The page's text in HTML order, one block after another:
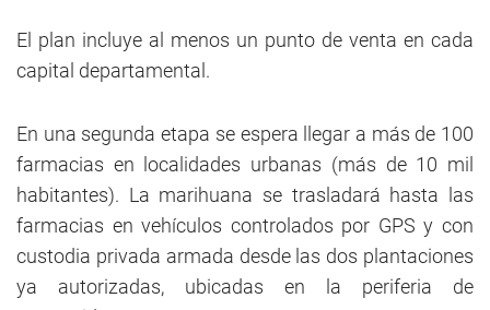
El plan incluye al menos un punto de venta en cada
capital departamental.
En una segunda etapa se espera llegar a más de 100
farmacias en localidades urbanas (más de 10 mil
habitantes). La marihuana se trasladará hasta las
farmacias en vehículos controlados por GPS y con
custodia privada armada desde las dos plantaciones
ya autorizadas, ubicadas en la periferia de